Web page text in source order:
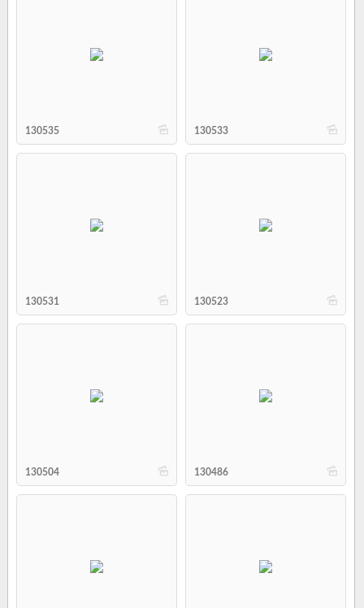
b
130535 b
130533
b
130531 b
130523
b
130504 b
130486